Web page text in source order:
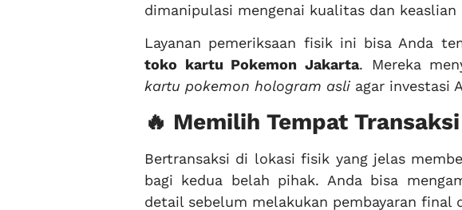
dimanipulasi mengenai kualitas dan keaslian
Layanan pemeriksaan fisik ini bisa Anda
toko kartu Pokemon Jakarta. Mereka
kartu pokemon hologram asli agar investasi
🔥 Memilih Tempat
Bertransaksi di lokasi fisik yang jelas
bagi kedua belah pihak. Anda bisa
detail sebelum melakukan pembayaran final